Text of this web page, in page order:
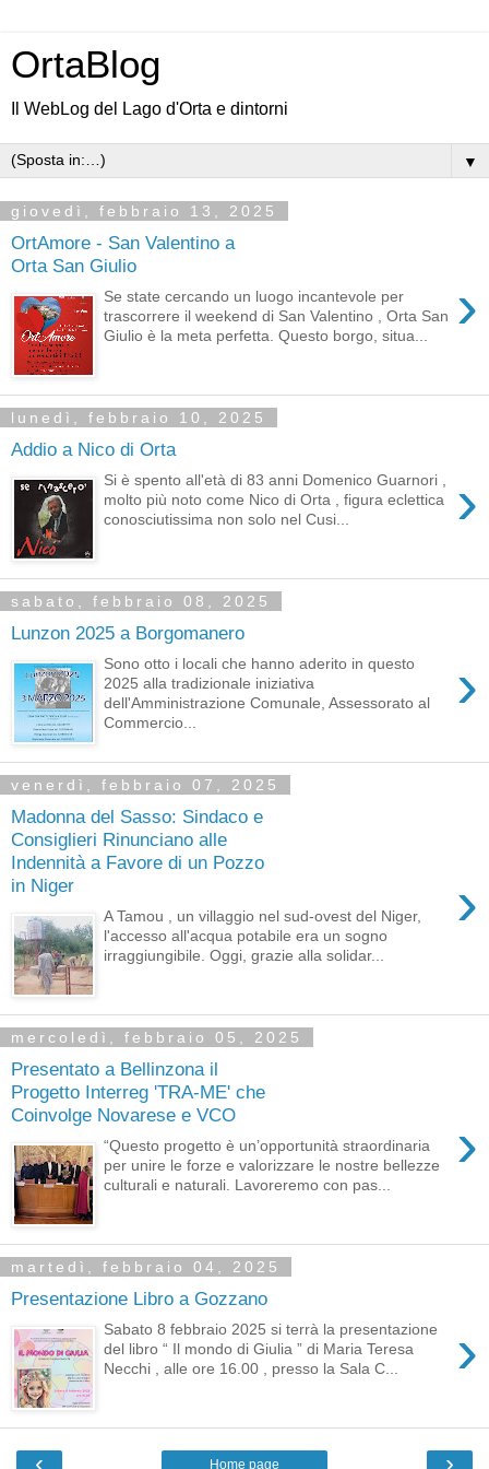
OrtaBlog
Il WebLog del Lago d'Orta e dintorni
▼
giovedì, febbraio 13, 2025
OrtAmore - San Valentino a
Orta San Giulio
›
Se state cercando un luogo incantevole per
trascorrere il weekend di San Valentino , Orta San
Giulio è la meta perfetta. Questo borgo, situa...
lunedì, febbraio 10, 2025
Addio a Nico di Orta
›
Si è spento all'età di 83 anni Domenico Guarnori ,
molto più noto come Nico di Orta , figura eclettica
conosciutissima non solo nel Cusi...
sabato, febbraio 08, 2025
Lunzon 2025 a Borgomanero
›
Sono otto i locali che hanno aderito in questo
2025 alla tradizionale iniziativa
dell'Amministrazione Comunale, Assessorato al
Commercio...
venerdì, febbraio 07, 2025
Madonna del Sasso: Sindaco e
Consiglieri Rinunciano alle
Indennità a Favore di un Pozzo
in Niger
›
A Tamou , un villaggio nel sud-ovest del Niger,
l'accesso all'acqua potabile era un sogno
irraggiungibile. Oggi, grazie alla solidar...
mercoledì, febbraio 05, 2025
Presentato a Bellinzona il
Progetto Interreg 'TRA-ME' che
Coinvolge Novarese e VCO
›
“Questo progetto è un’opportunità straordinaria
per unire le forze e valorizzare le nostre bellezze
culturali e naturali. Lavoreremo con pas...
martedì, febbraio 04, 2025
Presentazione Libro a Gozzano
›
Sabato 8 febbraio 2025 si terrà la presentazione
del libro “ Il mondo di Giulia ” di Maria Teresa
Necchi , alle ore 16.00 , presso la Sala C...
‹ ›
Home page